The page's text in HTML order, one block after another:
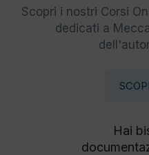
Scopri i nostri Corsi
dedicati a
Hai